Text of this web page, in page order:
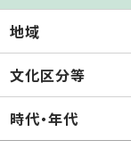
地域
文化区分等
時代・年代